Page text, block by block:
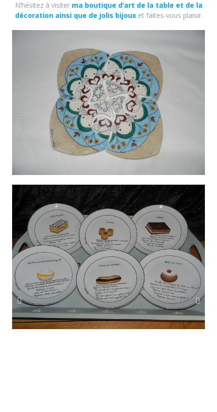
N’hésitez à visiter ma boutique d’art de la table et de la
décoration ainsi que de jolis bijouxet faites-vous plaisir.